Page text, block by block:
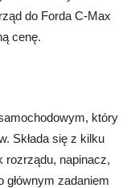
do Forda C-Max
cenę.
który
Składa się z kilku
rozrządu, napinacz,
głównym zadaniem